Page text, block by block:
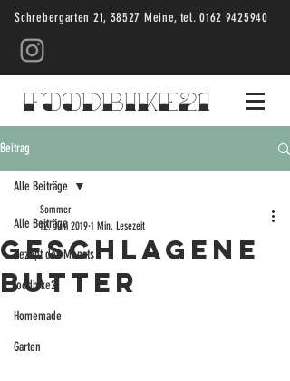
Schrebergarten 21, 38527 Meine, tel.0162 9425940
foodbike21
Beitrag
Alle Beiträge
Rezept des Monats
foodbike21
Homemade
Garten
Alle Beiträge
Geschlagene
butter
Sommer
12. Juni 2019 1 Min. Lesezeit